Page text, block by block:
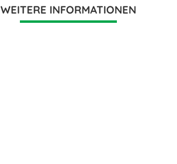
WEITERE INFORMATIONEN